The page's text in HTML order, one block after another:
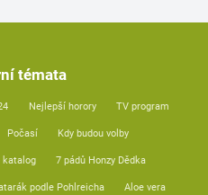
témata
Nejlepší horory TV program
Počasí Kdy budou volby
katalog 7 pádů Honzy Dědka
podle Pohlreicha Aloe vera